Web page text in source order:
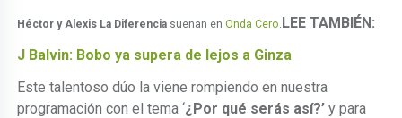
Héctor y Alexis La Diferencia suenan enOnda Cero LEE TAMBIÉN:
J Balvin: Bobo ya supera de lejos a Ginza
Este talentoso dúo la viene rompiendo en nuestra
programación con el tema ‘¿Por qué serás así?’ y para